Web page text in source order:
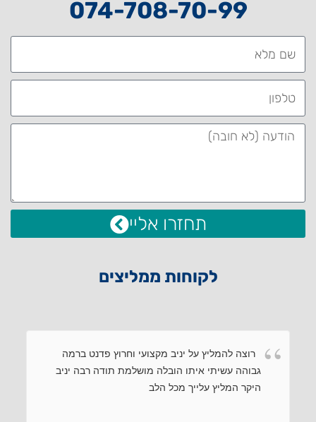
074-708-70-99
תחזרו אליי
לקוחות ממליצים
רוצה להמליץ על יניב מקצועי וחרוץ פדנט ברמה
גבוהה עשיתי איתו הובלה מושלמת תודה רבה יניב
היקר המליץ עלייך מכל הלב